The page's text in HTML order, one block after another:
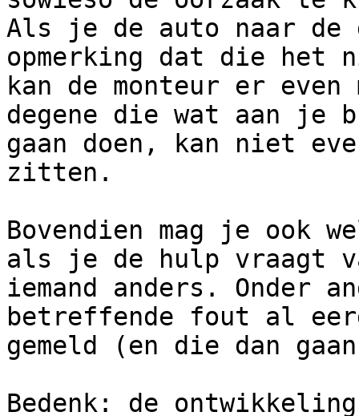
Als je de auto naar de
opmerking dat die
kan de monteur er
degene die wat aan je
gaan doen, kan niet
zitten.
Bovendien mag je ook
als je de hulp vraagt
iemand anders. Onder
betreffende fout al
gemeld (en die dan
Bedenk: de